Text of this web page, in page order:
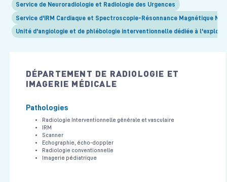
Service de Neuroradiologie et Radiologie des Urgences
Service d'IRM Cardiaque et Spectroscopie-Résonnance Magnétique
Unité d'angiologie et de phlébologie interventionnelle dédiée à
DÉPARTEMENT DE RADIOLOGIE ET
IMAGERIE MÉDICALE
Pathologies
Radiologie Interventionnelle générale et vasculaire
IRM
Scanner
Echographie, écho-doppler
Radiologie conventionnelle
Imagerie pédiatrique